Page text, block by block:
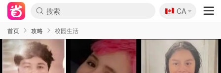
🇨🇦
CA
首页 攻略 校园生活